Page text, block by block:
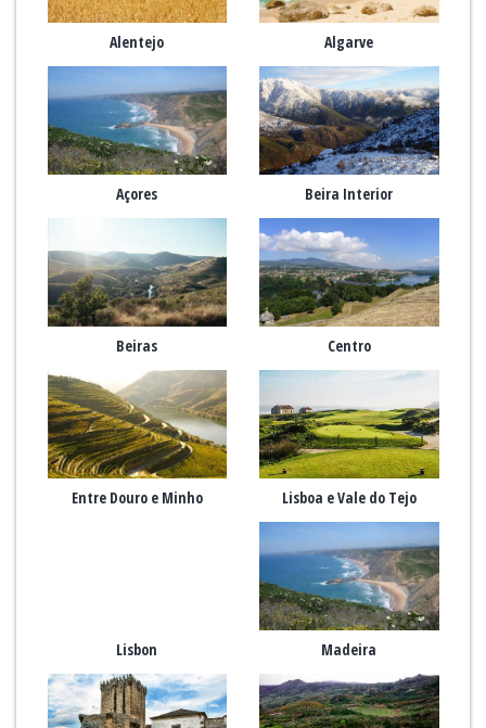
Alentejo Algarve
Açores Beira Interior
Beiras Centro
Entre Douro e Minho Lisboa e Vale do Tejo
Lisbon Madeira